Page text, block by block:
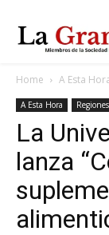
Home A Esta
A Esta Hora Regiones
La
lanza